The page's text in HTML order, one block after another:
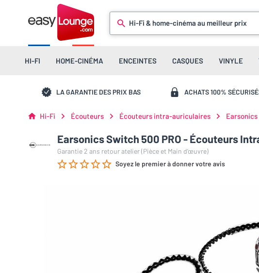
Hi-Fi & home-cinéma au meilleur prix
HI-FI HOME-CINÉMA ENCEINTES CASQUES VINYLE
LA GARANTIE DES PRIX BAS ACHATS 100%
Hi-Fi Écouteurs Écouteurs intra-auriculaires Earsonics
Earsonics Switch 500 PRO - Écouteurs
Garantie 2 ans retour atelier (Pièce et Main d’œuvre)
Soyez le premier à donner votre avis